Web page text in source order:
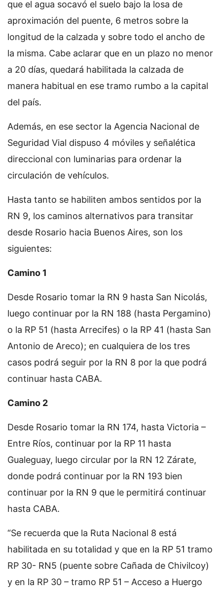
que el agua socavó el suelo bajo la losa de
aproximación del puente, 6 metros sobre la
longitud de la calzada y sobre todo el ancho de
la misma. Cabe aclarar que en un plazo no menor
a 20 días, quedará habilitada la calzada de
manera habitual en ese tramo rumbo a la capital
del país.
Además, en ese sector la Agencia Nacional de
Seguridad Vial dispuso 4 móviles y señalética
direccional con luminarias para ordenar la
circulación de vehículos.
Hasta tanto se habiliten ambos sentidos por la
RN 9, los caminos alternativos para transitar
desde Rosario hacia Buenos Aires, son los
siguientes:
Camino 1
Desde Rosario tomar la RN 9 hasta San Nicolás,
luego continuar por la RN 188 (hasta Pergamino)
o la RP 51 (hasta Arrecifes) o la RP 41 (hasta San
Antonio de Areco); en cualquiera de los tres
casos podrá seguir por la RN 8 por la que podrá
continuar hasta CABA.
Camino 2
Desde Rosario tomar la RN 174, hasta Victoria –
Entre Ríos, continuar por la RP 11 hasta
Gualeguay, luego circular por la RN 12 Zárate,
donde podrá continuar por la RN 193 bien
continuar por la RN 9 que le permitirá continuar
hasta CABA.
“Se recuerda que la Ruta Nacional 8 está
habilitada en su totalidad y que en la RP 51 tramo
RP 30- RN5 (puente sobre Cañada de Chivilcoy)
y en la RP 30 – tramo RP 51 – Acceso a Huergo